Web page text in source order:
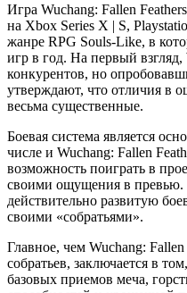
Игра Wuchang: Fallen
на Xbox Series X | S,
жанре RPG Souls-Like, в
игр в год. На первый взгляд,
конкурентов, но
утверждают, что отличия в
весьма существенные.
Боевая система является
числе и Wuchang: Fallen
возможность поиграть в
своими ощущения в превью.
действительно развитую
своими «собратьями».
Главное, чем Wuchang:
собратьев, заключается в
базовых приемов меча,